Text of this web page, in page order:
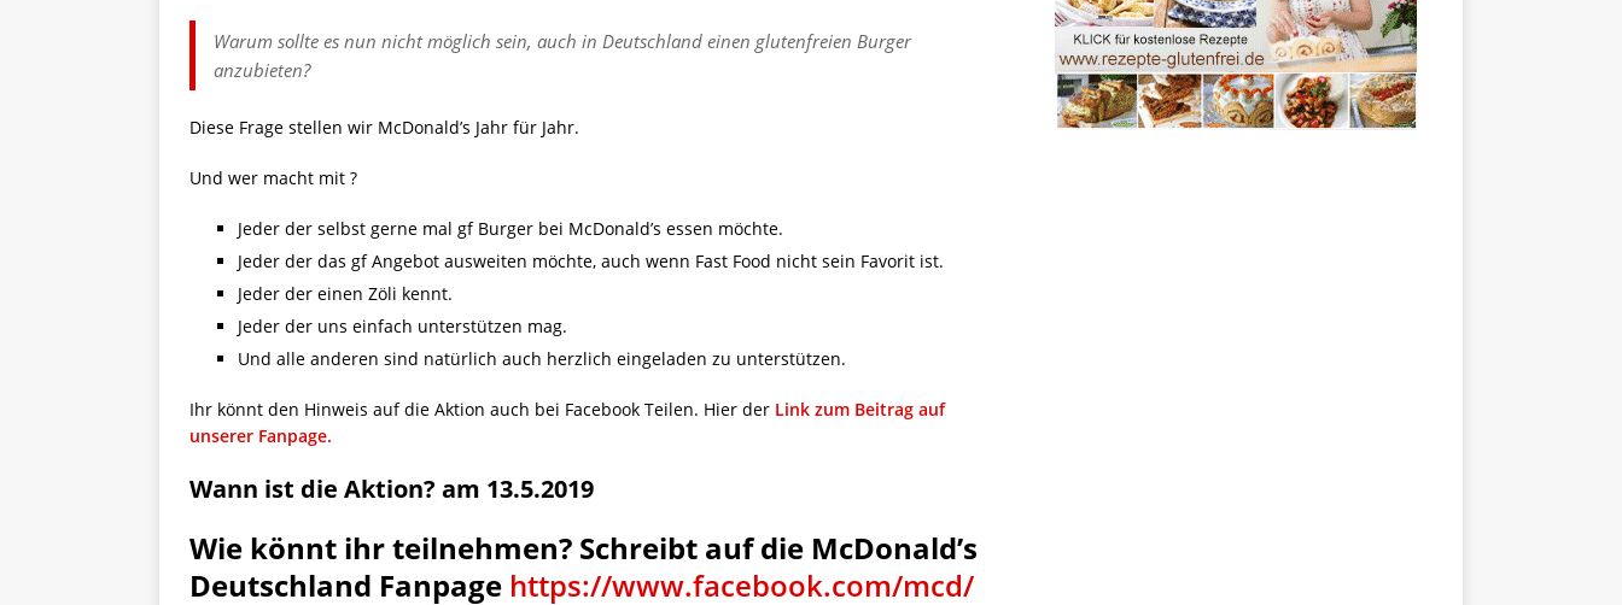
Warum sollte es nun nicht möglich sein, auch in Deutschland einen glutenfreien Burger
anzubieten?
Diese Frage stellen wir McDonald’s Jahr für Jahr.
Und wer macht mit ?
Jeder der selbst gerne mal gf Burger bei McDonald’s essen möchte.
Jeder der das gf Angebot ausweiten möchte, auch wenn Fast Food nicht sein Favorit ist.
Jeder der einen Zöli kennt.
Jeder der uns einfach unterstützen mag.
Und alle anderen sind natürlich auch herzlich eingeladen zu unterstützen.
Ihr könnt den Hinweis auf die Aktion auch bei Facebook Teilen. Hier der Link zum Beitrag auf
unserer Fanpage.
Wann ist die Aktion? am 13.5.2019
Wie könnt ihr teilnehmen? Schreibt auf die McDonald’s
Deutschland Fanpage https://www.facebook.com/mcd/